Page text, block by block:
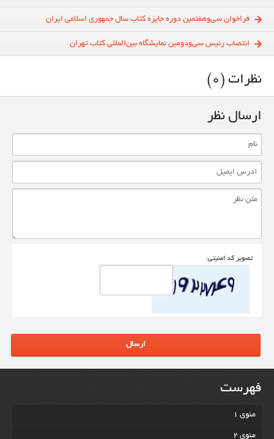
فراخوان سی‌و‌هفتمین دوره جایزه کتاب سال جمهوری اسلامی ایران
انتصاب رئیس سی‌و‌دومین نمایشگاه بین‌المللی کتاب تهران
نظرات (0)
ارسال نظر
تصوير کد امنيتی:
ارسال
فهرست
منوی 1
منوی 2